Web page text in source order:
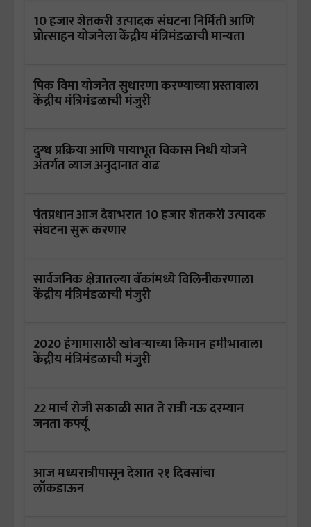
10 हजार शेतकरी उत्पादक संघटना निर्मिती आणि
प्रोत्साहन योजनेला केंद्रीय मंत्रिमंडळाची मान्यता
पिक विमा योजनेत सुधारणा करण्याच्या प्रस्तावाला
केंद्रीय मंत्रिमंडळाची मंजुरी
दुग्ध प्रक्रिया आणि पायाभूत विकास निधी योजने
अंतर्गत व्याज अनुदानात वाढ
पंतप्रधान आज देशभरात 10 हजार शेतकरी उत्पादक
संघटना सुरू करणार
सार्वजनिक क्षेत्रातल्या बँकांमध्ये विलिनीकरणाला
केंद्रीय मंत्रिमंडळाची मंजुरी
2020 हंगामासाठी खोबऱ्याच्या किमान हमीभावाला
केंद्रीय मंत्रिमंडळाची मंजुरी
22 मार्च रोजी सकाळी सात ते रात्री नऊ दरम्यान
जनता कर्फ्यू
आज मध्यरात्रीपासून देशात २१ दिवसांचा
लॉकडाऊन